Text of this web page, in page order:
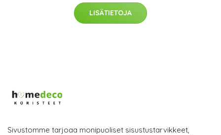
LISÄTIETOJA
Sivustomme tarjoaa monipuoliset sisustustarvikkeet,